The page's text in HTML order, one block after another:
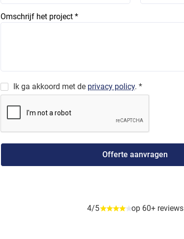
Omschrijf het project *
Ik ga akkoord met de privacy policy. *
4/5 op 60+ reviews